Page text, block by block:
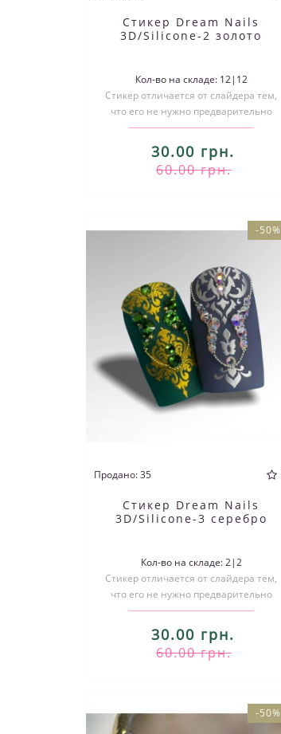
Стикер Dream Nails
3D/Silicone-2 золото
Кол-во на складе: 12|12
Стикер отличается от слайдера тем,
что его не нужно предварительно
вырезать по размеру и размачивать..
30.00 грн.
60.00 грн.
-50%
Продано: 35
Стикер Dream Nails
3D/Silicone-3 серебро
Кол-во на складе: 2|2
Стикер отличается от слайдера тем,
что его не нужно предварительно
вырезать по размеру и размачивать..
30.00 грн.
60.00 грн.
-50%